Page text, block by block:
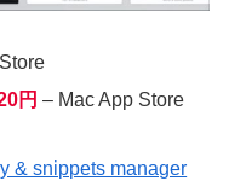
円 – Mac App Store
& snippets manager